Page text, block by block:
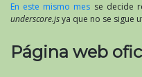
En este mismo mes se decide
underscore.jsya que no se sigue
Página web